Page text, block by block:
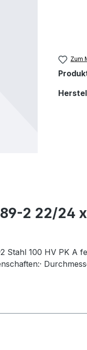
Zum
2 22/24
100 HV PK A